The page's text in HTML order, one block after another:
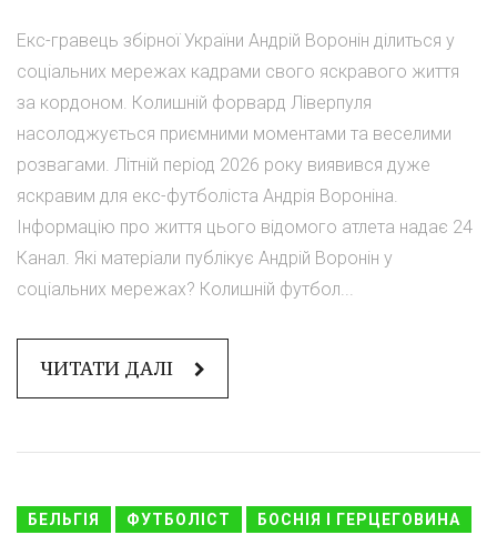
Екс-гравець збірної України Андрій Воронін ділиться у
соціальних мережах кадрами свого яскравого життя
за кордоном. Колишній форвард Ліверпуля
насолоджується приємними моментами та веселими
розвагами. Літній період 2026 року виявився дуже
яскравим для екс-футболіста Андрія Вороніна.
Інформацію про життя цього відомого атлета надає 24
Канал. Які матеріали публікує Андрій Воронін у
соціальних мережах? Колишній футбол...
ЧИТАТИ ДАЛІ
БЕЛЬГІЯ ФУТБОЛІСТ БОСНІЯ І ГЕРЦЕГОВИНА